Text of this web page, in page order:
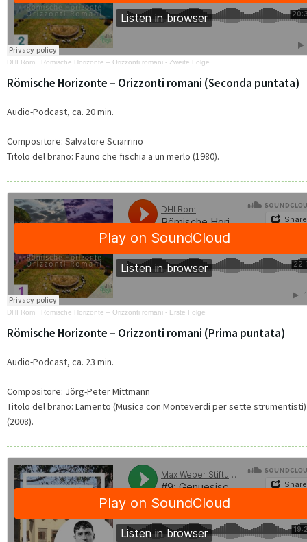
DHI Rom · Römische Horizonte – Orizzonti romani - Zweite Folge
Römische Horizonte – Orizzonti romani (Seconda puntata)
Audio-Podcast, ca. 20 min.
Compositore: Salvatore Sciarrino
Titolo del brano: Fauno che fischia a un merlo (1980).
DHI Rom · Römische Horizonte – Orizzonti romani - Erste Folge
Römische Horizonte – Orizzonti romani (Prima puntata)
Audio-Podcast, ca. 23 min.
Compositore: Jörg-Peter Mittmann
Titolo del brano: Lamento (Musica con Monteverdi per sette strumentisti)
(2008).